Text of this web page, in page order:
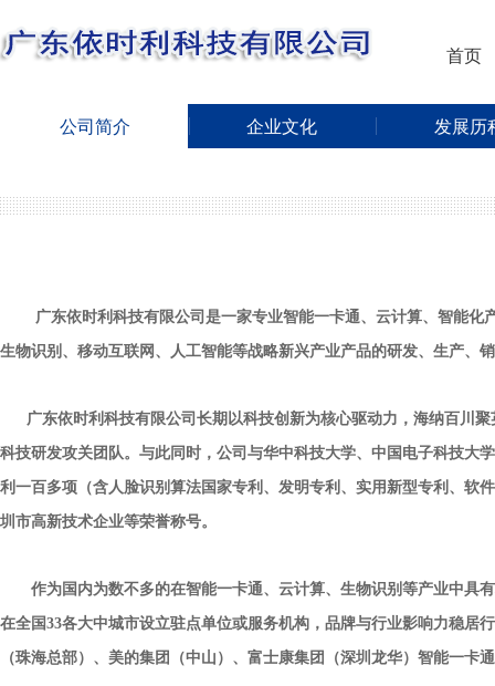
首页
公司简介 企业文化 发展历
广东依时利科技有限公司 是一家专业智能一卡通、云计算、智能化
生物识别、移动互联网、人工智能等战略新兴产业产品的研发、生产、
广东依时利科技有限公司 长期以科技创新为核心驱动力，海纳百川
科技研发攻关团队。与此同时，公司与华中科技大学、中国电子科技大
利一百多项（含人脸识别算法国家专利、发明专利、实用新型专利、软
圳市高新技术企业等荣誉称号。
作为国内为数不多的在智能一卡通、云计算、生物识别等产业中具
在全国33各大中城市设立驻点单位或服务机构，品牌与行业影响力稳居
（珠海总部）、美的集团（中山）、富士康集团（深圳龙华）智能一卡